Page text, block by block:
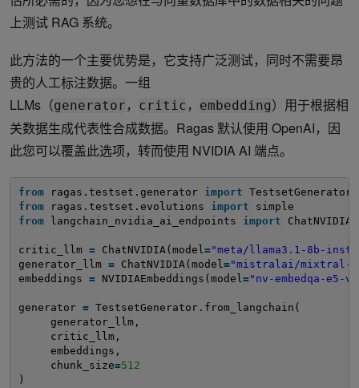
上测试 RAG 系统。
此方法的一个主要优势是，它支持广泛测试，同时不需要昂
贵的人工标注数据。一组
LLMs（generator ， critic ， embedding）用于根据相
关数据生成代表性合成数据。Ragas 默认使用 OpenAI，因
此您可以覆盖此选项，转而使用 NVIDIA AI 端点。
from ragas.testset.generator import TestsetGenerator
from
ragas.testset.evolutions import
simple
from
langchain_nvidia_ai_endpoints import
critic_llm = ChatNVIDIA(model="meta/llama3.1-8b-
generator_llm = ChatNVIDIA(model="mistralai/mixtral-
embeddings = NVIDIAEmbeddings(model="nv-embedqa-e5-
generator = TestsetGenerator.from_langchain(
generator_llm,
critic_llm,
embeddings,
chunk_size=512
)